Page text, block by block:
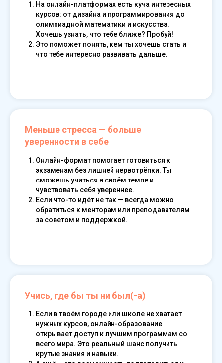
На онлайн-платформах есть куча интересных
курсов: от дизайна и программирования до
олимпиадной математики и искусства.
Хочешь узнать, что тебе ближе? Пробуй!
Это поможет понять, кем ты хочешь стать и
что тебе интересно развивать дальше.
Меньше стресса — больше
уверенности в себе
Онлайн-формат помогает готовиться к
экзаменам без лишней нервотрёпки. Ты
сможешь учиться в своём темпе и
чувствовать себя увереннее.
Если что-то идёт не так — всегда можно
обратиться к менторам или преподавателям
за советом и поддержкой.
Учись, где бы ты ни был(-а)
Если в твоём городе или школе не хватает
нужных курсов, онлайн-образование
открывает доступ к лучшим программам со
всего мира. Это реальный шанс получить
крутые знания и навыки.